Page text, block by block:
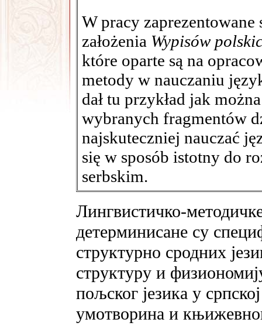
W pracy
założenia Wypisów
które oparte są na
metody w nauczaniu
dał tu przykład jak
wybranych fragmentów
najskuteczniej nauczać
się w sposób istotny do
serbskim.
Лингвистичко-
детерминисане су
структурно сродних
структуру и
пољског језика у
умотворина и